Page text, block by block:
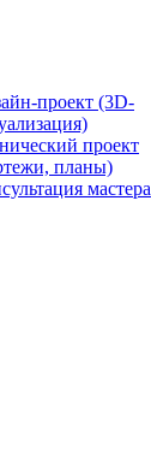
проект (3D-
проект
планы)
мастера